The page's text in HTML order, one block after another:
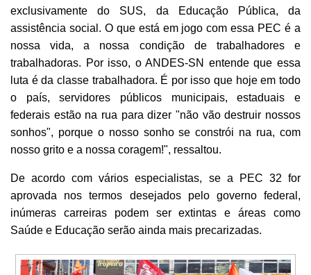
exclusivamente do SUS, da Educação Pública, da
assistência social. O que está em jogo com essa PEC é a
nossa vida, a nossa condição de trabalhadores e
trabalhadoras. Por isso, o ANDES-SN entende que essa
luta é da classe trabalhadora. É por isso que hoje em todo
o país, servidores públicos municipais, estaduais e
federais estão na rua para dizer "não vão destruir nossos
sonhos", porque o nosso sonho se constrói na rua, com
nosso grito e a nossa coragem!", ressaltou.
De acordo com vários especialistas, se a PEC 32 for
aprovada nos termos desejados pelo governo federal,
inúmeras carreiras podem ser extintas e áreas como
Saúde e Educação serão ainda mais precarizadas.